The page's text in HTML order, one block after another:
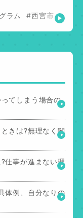
ラム #西宮市
てしまう場合の
きは?無理なく関
仕事が進まない理
体例、自分なりの